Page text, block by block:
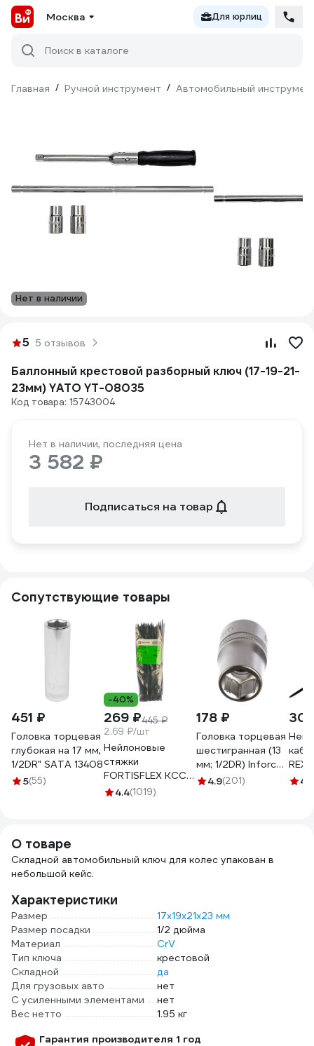
Москва Для юрлиц
Поиск в каталоге
Главная / Ручной инструмент / Автомобильный
Нет в наличии
5 5 отзывов
Баллонный крестовой разборный ключ (17-19-21-
23мм) YATO YT-08035
Код товара: 15743004
Нет в наличии, последняя цена
3 582 ₽
Подписаться на товар
Сопутствующие товары
451 ₽
Головка торцевая
глубокая на 17 мм,
1/2DR" SATA 13408
5(55)
-40%
269 ₽445 ₽
2.69 ₽/шт
Нейлоновые
стяжки
FORTISFLEX КСС
5х300 черный
4.4(1019)
178 ₽
Головка торцевая
шестигранная (13
мм; 1/2DR) Inforce
11-01-476
4.9(201) 4.7
О товаре
Складной автомобильный ключ для колес упакован в
небольшой кейс.
Характеристики
Размер
17х19х21х23 мм
Размер посадки
1/2 дюйма
Материал
CrV
Тип ключа
крестовой
Складной
да
Для грузовых авто
нет
С усиленными элементами
нет
Вес нетто
1.95 кг
Гарантия производителя 1 год